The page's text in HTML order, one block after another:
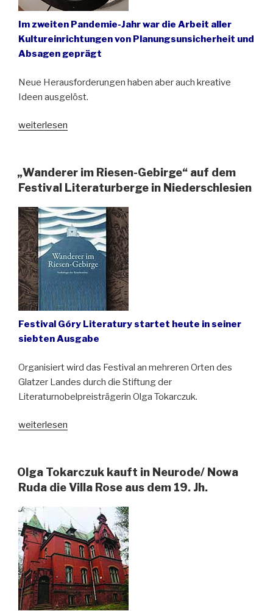
Im zweiten Pandemie-Jahr war die Arbeit aller
Kultureinrichtungen von Planungsunsicherheit und
Absagen geprägt
Neue Herausforderungen haben aber auch kreative
Ideen ausgelöst.
„Die
Schlesien
blickt
das
Jahr
2021
zurück“
weiterlesen
„Wanderer im Riesen-Gebirge“ auf dem
Festival Literaturberge in Niederschlesien
Festival Góry Literatury startet heute in seiner
siebten Ausgabe
Organisiert wird das Festival an mehreren Orten des
Glatzer Landes durch die Stiftung der
Literaturnobelpreisträgerin Olga Tokarczuk.
„„Wanderer
Gebirge“
auf
Festival
Literaturberge
in
Niederschlesien“
weiterlesen
Olga Tokarczuk kauft in Neurode/ Nowa
Ruda die Villa Rose aus dem 19. Jh.